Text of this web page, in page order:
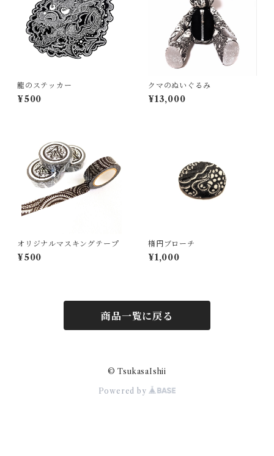
龍のステッカー
¥500
クマのぬいぐるみ
¥13,000
オリジナルマスキングテープ
¥500
楕円ブローチ
¥1,000
商品一覧に戻る
© TsukasaIshii
Powered by